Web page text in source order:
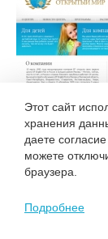
Этот сайт
хранения
даете
можете
браузера.
Подробнее